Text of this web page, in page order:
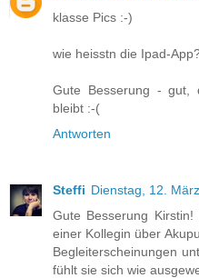
klasse Pics :-)
wie heisstn die Ipad-
Gute Besserung - gut,
bleibt :-(
Antworten
Steffi Dienstag, 12.
Gute Besserung
einer Kollegin über
Begleiterscheinungen
fühlt sie sich wie